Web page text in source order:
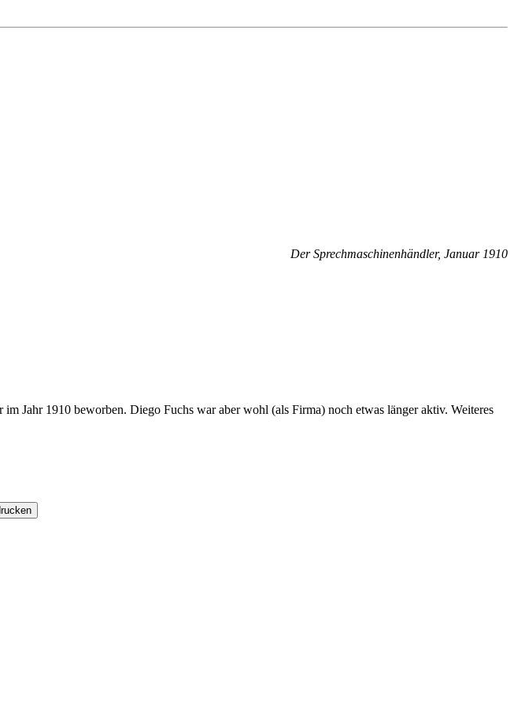
Der Sprechmaschinenhändler, Januar 1910
Jahr 1910 beworben. Diego Fuchs war aber wohl (als Firma) noch etwas länger aktiv. Weiteres